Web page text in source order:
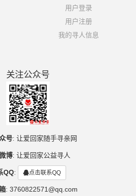
用户登录
用户注册
我的寻人信息
关注公众号
号: 让爱回家随手寻亲网
博: 让爱回家公益寻人
QQ: 点击联系QQ
: 3760822571@qq.com